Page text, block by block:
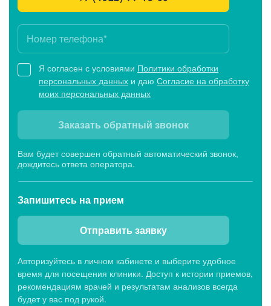
Я согласен с условиями Политики обработки
персональных данных и даю Согласие на обработку
моих персональных данных
Заказать обратный звонок
Вам будет совершен обратный автоматический звонок,
дождитесь ответа оператора.
Запишитесь на прием
Отправить заявку
Авторизуйтесь в личном кабинете и выберите удобное
время для посещения клиники. Доступ к истории приемов,
рекомендациям врачей и результатам анализов всегда
будет у вас под рукой.